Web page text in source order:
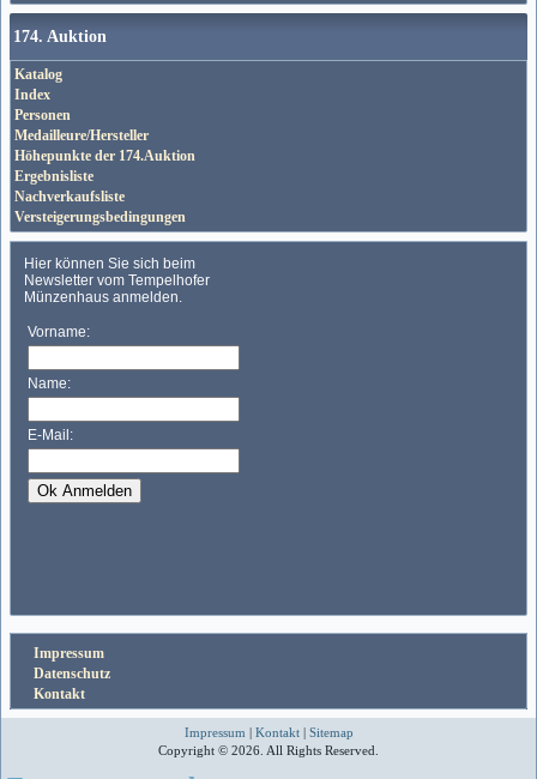
174. Auktion
Katalog
Index
Personen
Medailleure/Hersteller
Höhepunkte der 174.Auktion
Ergebnisliste
Nachverkaufsliste
Versteigerungsbedingungen
Impressum
Datenschutz
Kontakt
Impressum | Kontakt| Sitemap
Copyright © 2026. All Rights Reserved.